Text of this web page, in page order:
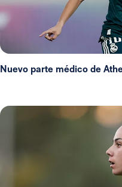
Nuevo parte médico de